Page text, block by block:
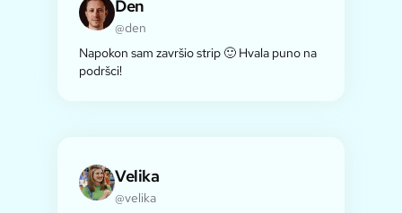
Den
@den
Napokon sam završio strip 🙂 Hvala puno na
podršci!
Velika
@velika